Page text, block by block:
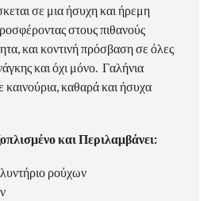
σε μια ήσυχη και ήρεμη
στους πιθανούς
και κοντινή πρόσβαση σε όλες
και όχι μόνο. Γαλήνια
καθαρά και ήσυχα
και Περιλαμβάνει:
ρούχων